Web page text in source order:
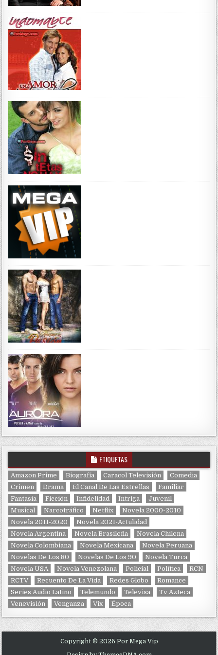
ETIQUETAS
Amazon Prime Biografía Caracol Televisión
Comedia
Crimen
Drama El Canal De Las Estrellas
Familiar
Fantasía
Ficción Infidelidad Intriga
Juvenil
Musical
Narcotráfico Netflix
Novela 2000-2010
Novela 2011-2020
Novela 2021-Actulidad
Novela Argentina
Novela Brasileña
Novela Chilena
Novela Colombiana
Novela Mexicana
Novela Peruana
Novelas De Los 80
Novelas De Los 90
Novela Turca
Novela USA
Novela Venezolana Policial Política
RCN
RCTV
Recuento De La Vida Redes Globo
Romance
Series Audio Latino
Telemundo Televisa
Tv Azteca
Venevisión
Venganza Vix Época
Copyright © 2026 Por Mega Vip